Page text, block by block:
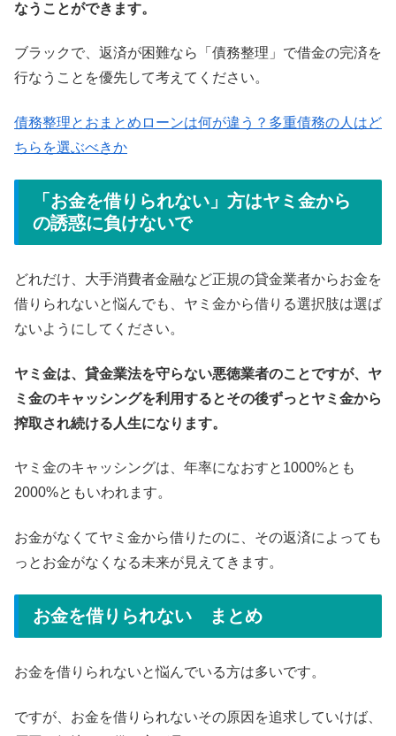
なうことができます。
ブラックで、返済が困難なら「債務整理」で借金の完済を
行なうことを優先して考えてください。
債務整理とおまとめローンは何が違う？多重債務の人はど
ちらを選ぶべきか
「お金を借りられない」方はヤミ金から
の誘惑に負けないで
どれだけ、大手消費者金融など正規の貸金業者からお金を
借りられないと悩んでも、ヤミ金から借りる選択肢は選ば
ないようにしてください。
ヤミ金は、貸金業法を守らない悪徳業者のことですが、ヤ
ミ金のキャッシングを利用するとその後ずっとヤミ金から
搾取され続ける人生になります。
ヤミ金のキャッシングは、年率になおすと1000%とも
2000%ともいわれます。
お金がなくてヤミ金から借りたのに、その返済によっても
っとお金がなくなる未来が見えてきます。
お金を借りられない まとめ
お金を借りられないと悩んでいる方は多いです。
ですが、お金を借りられないその原因を追求していけば、